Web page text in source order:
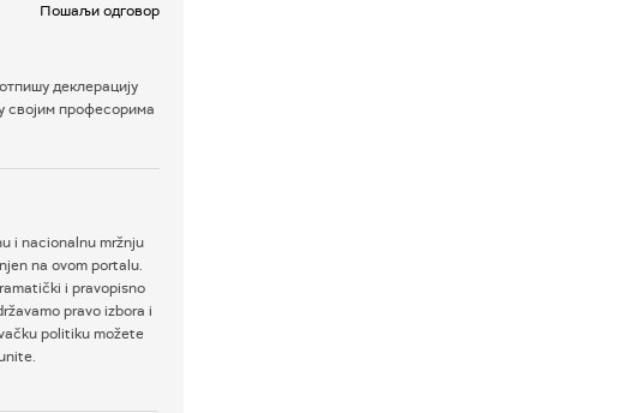
Пошаљи одговор
деклерацију
својим професорима
i nacionalnu mržnju
na ovom portalu.
i pravopisno
pravo izbora i
politiku možete